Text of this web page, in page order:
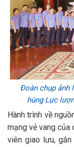
Đoàn chụp ảnh
hùng Lực
Hành trình về
mạng vẻ vang của
viên giao lưu,